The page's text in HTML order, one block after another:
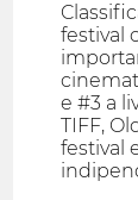
festival
e #3 a
TIFF,
festival